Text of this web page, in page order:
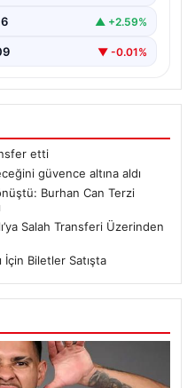
▲ +2.59%
▼ -0.01%
etti
güvence altına aldı
Burhan Can Terzi
Salah Transferi Üzerinden
İçin Biletler Satışta